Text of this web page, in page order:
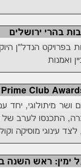
בהרי ירושלים
בפרויקט הנדל"ן
ואמנות
ושר מיתולוגי,
התכנסו לערב של
לצד עינוגי מוסיקה
ימין: ראש השנה